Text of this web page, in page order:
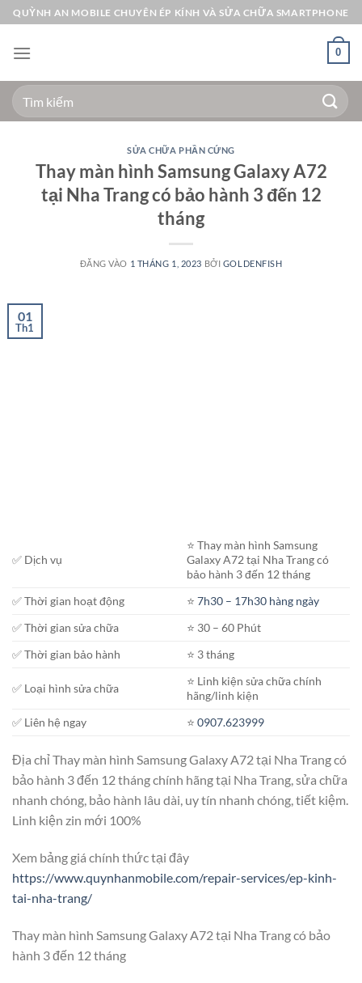
Bỏ
qua
nội
QUỲNH AN MOBILE CHUYÊN ÉP KÍNH VÀ SỬA CHỮA SMARTPHONE
0
Tìm
kiếm:
SỬA CHỮA PHẦN CỨNG
Thay màn hình Samsung Galaxy A72
tại Nha Trang có bảo hành 3 đến 12
tháng
ĐĂNG VÀO 1 THÁNG 1, 2023 BỞI GOLDENFISH
01
Th1
✅ Dịch vụ
⭐️ Thay màn hình Samsung
Galaxy A72 tại Nha Trang có
bảo hành 3 đến 12 tháng
✅ Thời gian hoạt động
⭐️7h30 – 17h30 hàng ngày
✅ Thời gian sửa chữa
⭐️ 30 – 60 Phút
✅ Thời gian bảo hành
⭐️ 3 tháng
✅ Loại hình sửa chữa
⭐️ Linh kiện sửa chữa chính
hãng/linh kiện
✅ Liên hệ ngay
⭐️0907.623999
Địa chỉ Thay màn hình Samsung Galaxy A72 tại Nha Trang có
bảo hành 3 đến 12 tháng chính hãng tại Nha Trang, sửa chữa
nhanh chóng, bảo hành lâu dài, uy tín nhanh chóng, tiết kiệm.
Linh kiện zin mới 100%
Xem bảng giá chính thức tại đây
https://www.quynhanmobile.com/repair-services/ep-kinh-
tai-nha-trang/
Thay màn hình Samsung Galaxy A72 tại Nha Trang có bảo
hành 3 đến 12 tháng